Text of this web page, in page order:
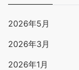
2026年5月
2026年3月
2026年1月